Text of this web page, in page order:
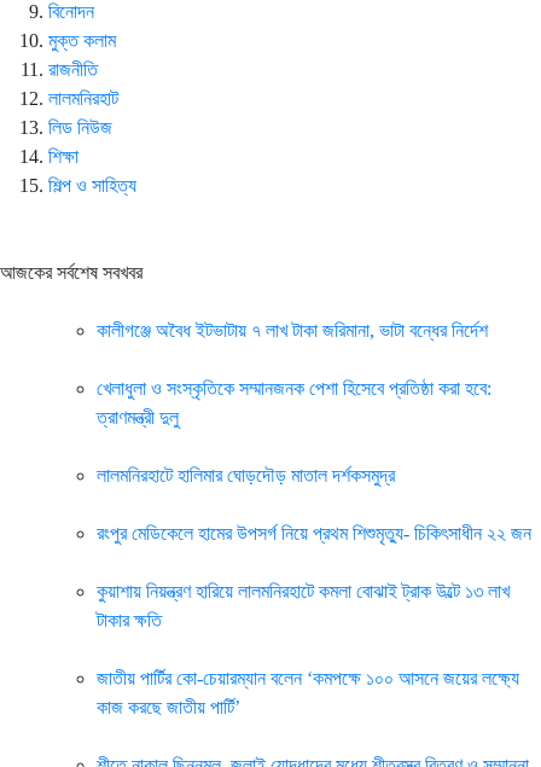
বিনোদন
মুক্ত কলাম
রাজনীতি
লালমনিরহাট
লিড নিউজ
শিক্ষা
শিল্প ও সাহিত্য
আজকের সর্বশেষ সবখবর
কালীগঞ্জে অবৈধ ইটভাটায় ৭ লাখ টাকা জরিমানা, ভাটা বন্ধের নির্দেশ
খেলাধুলা ও সংস্কৃতিকে সম্মানজনক পেশা হিসেবে প্রতিষ্ঠা করা হবে:
ত্রাণমন্ত্রী দুলু
লালমনিরহাটে হালিমার ঘোড়দৌড় মাতাল দর্শকসমুদ্র
রংপুর মেডিকেলে হামের উপসর্গ নিয়ে প্রথম শিশুমৃত্যু- চিকিৎসাধীন ২২ জন
কুয়াশায় নিয়ন্ত্রণ হারিয়ে লালমনিরহাটে কমলা বোঝাই ট্রাক উল্টে ১৩ লাখ
টাকার ক্ষতি
জাতীয় পার্টির কো-চেয়ারম্যান বলেন ‘কমপক্ষে ১০০ আসনে জয়ের লক্ষ্যে
কাজ করছে জাতীয় পার্টি’